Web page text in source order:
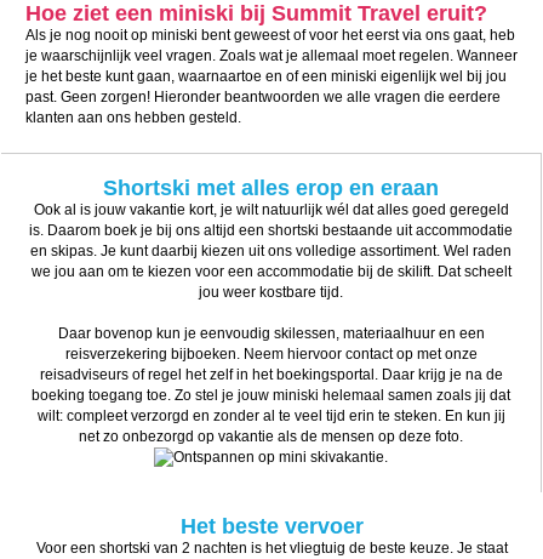
Hoe ziet een miniski bij Summit Travel eruit?
Als je nog nooit op miniski bent geweest of voor het eerst via ons gaat, heb
je waarschijnlijk veel vragen. Zoals wat je allemaal moet regelen. Wanneer
je het beste kunt gaan, waarnaartoe en of een miniski eigenlijk wel bij jou
past. Geen zorgen! Hieronder beantwoorden we alle vragen die eerdere
klanten aan ons hebben gesteld.
Shortski met alles erop en eraan
Ook al is jouw vakantie kort, je wilt natuurlijk wél dat alles goed geregeld
is. Daarom boek je bij ons altijd een shortski bestaande uit accommodatie
en skipas. Je kunt daarbij kiezen uit ons volledige assortiment. Wel raden
we jou aan om te kiezen voor een accommodatie bij de skilift. Dat scheelt
jou weer kostbare tijd.
Daar bovenop kun je eenvoudig skilessen, materiaalhuur en een
reisverzekering bijboeken. Neem hiervoor contact op met onze
reisadviseurs of regel het zelf in het boekingsportal. Daar krijg je na de
boeking toegang toe. Zo stel je jouw miniski helemaal samen zoals jij dat
wilt: compleet verzorgd en zonder al te veel tijd erin te steken. En kun jij
net zo onbezorgd op vakantie als de mensen op deze foto.
Het beste vervoer
Voor een shortski van 2 nachten is het vliegtuig de beste keuze. Je staat